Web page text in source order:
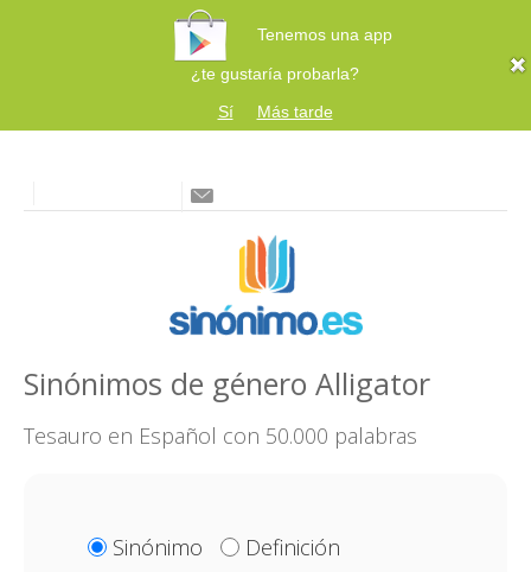
Tenemos una app
¿te gustaría probarla?
Sí
Más tarde
Sinónimos de género Alligator
Tesauro en Español con 50.000 palabras
Sinónimo
Definición